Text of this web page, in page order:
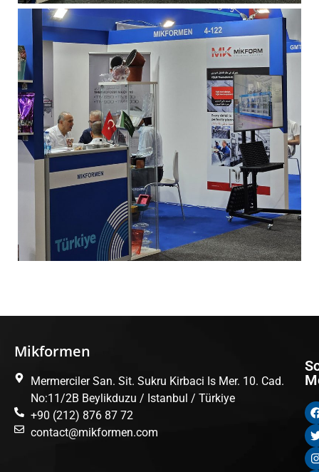
Mikformen
Mermerciler San. Sit. Sukru Kirbaci Is Mer. 10. Cad.
No:11/2B Beylikduzu / Istanbul / Türkiye
+90 (212) 876 87 72
contact@mikformen.com